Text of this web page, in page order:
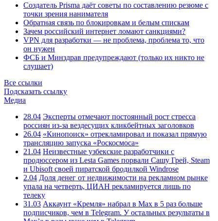
Создатель Prisma даёт советы по составлению резюме с
точки зрения нанимателя
Обратная связь по блокировкам и белым спискам
Зачем российский интернет ломают санкциями?
VPN для разработки — не проблема, проблема то, что
он нужен
ФСБ и Минздрав предупреждают (только их никто не
слушает)
Все ссылки
Подсказать ссылку
Медиа
28.04 Эксперты отмечают постоянный рост стресса
россиян из-за вездесущих кликбейтных заголовков
26.04 «Кинопоиск» отрекламировал и показал прямую
трансляцию запуска «Роскосмоса»
21.04 Неизвестные узбекские разработчики с
продюссером из Lesta Games порвали Сашу Грей, Steam
и Ubisoft своей пиратской бродилкой Windrose
2.04 Доля денег от недвижимости на рекламном рынке
упала на четверть, ЦИАН рекламируется лишь по
телеку
31.03 Аккаунт «Кремля» набрал в Max в 5 раз больше
подписчиков, чем в Telegram. У остальных результаты в